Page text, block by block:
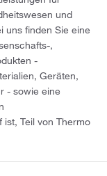
und
uns finden Sie eine
,
-
Geräten,
- sowie eine
Teil von Thermo